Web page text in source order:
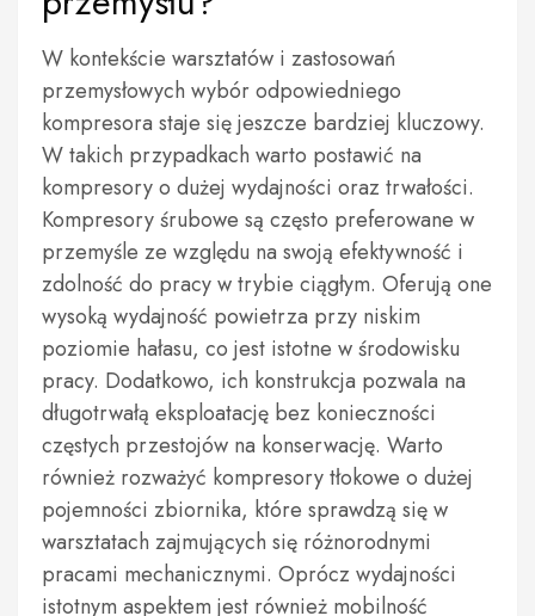
W kontekście warsztatów i zastosowań
przemysłowych wybór odpowiedniego
kompresora staje się jeszcze bardziej kluczowy.
W takich przypadkach warto postawić na
kompresory o dużej wydajności oraz trwałości.
Kompresory śrubowe są często preferowane w
przemyśle ze względu na swoją efektywność i
zdolność do pracy w trybie ciągłym. Oferują one
wysoką wydajność powietrza przy niskim
poziomie hałasu, co jest istotne w środowisku
pracy. Dodatkowo, ich konstrukcja pozwala na
długotrwałą eksploatację bez konieczności
częstych przestojów na konserwację. Warto
również rozważyć kompresory tłokowe o dużej
pojemności zbiornika, które sprawdzą się w
warsztatach zajmujących się różnorodnymi
pracami mechanicznymi. Oprócz wydajności
istotnym aspektem jest również mobilność